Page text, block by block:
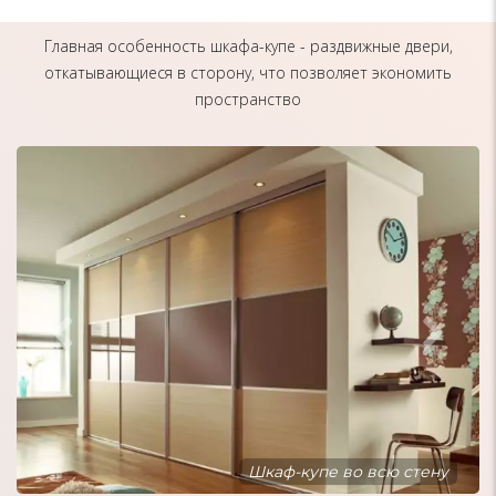
Главная особенность шкафа-купе - раздвижные двери,
откатывающиеся в сторону, что позволяет экономить
пространство
Шкаф-купе встроенный в нишу